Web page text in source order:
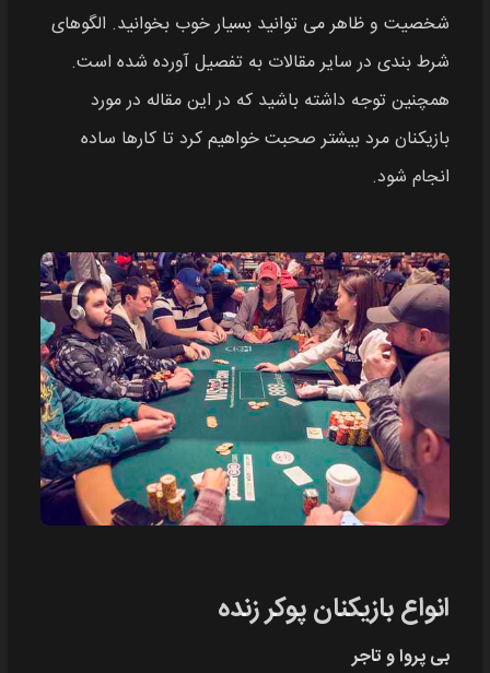
شخصیت و ظاهر می توانید بسیار خوب بخوانید. الگوهای
شرط بندی در سایر مقالات به تفصیل آورده شده است.
همچنین توجه داشته باشید که در این مقاله در مورد
بازیکنان مرد بیشتر صحبت خواهیم کرد تا کارها ساده
انجام شود.
انواع بازیکنان پوکر زنده
بی پروا و تاجر